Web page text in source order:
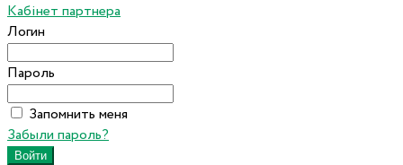
Кабінет партнера
Логин
Пароль
Запомнить меня
Забыли пароль?